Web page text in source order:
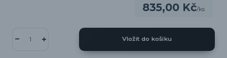
835,00 Kč/ks
Vložit do košíku